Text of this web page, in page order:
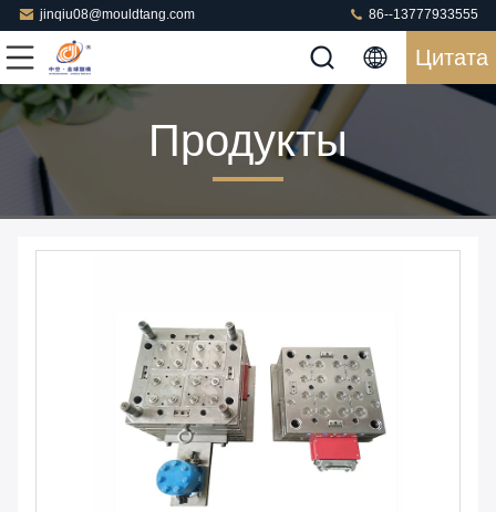
jinqiu08@mouldtang.com 86--13777933555
Цитата
Продукты